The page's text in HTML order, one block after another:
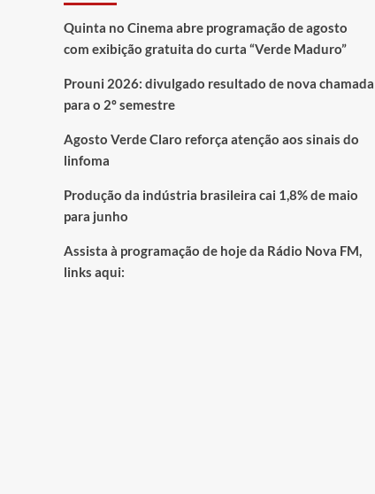
Quinta no Cinema abre programação de agosto
com exibição gratuita do curta “Verde Maduro”
Prouni 2026: divulgado resultado de nova chamada
para o 2º semestre
Agosto Verde Claro reforça atenção aos sinais do
linfoma
Produção da indústria brasileira cai 1,8% de maio
para junho
Assista à programação de hoje da Rádio Nova FM,
links aqui: